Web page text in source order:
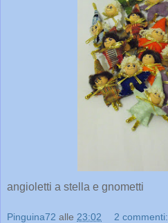
angioletti a stella e gnometti
Pinguina72 alle 23:02 2 commenti: